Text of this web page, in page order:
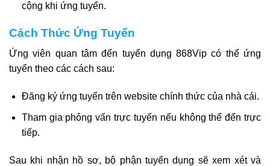
cộng khi ứng tuyển.
Cách Thức Ứng Tuyển
Ứng viên quan tâm đến tuyển dụng 868Vip có thể ứng
tuyển theo các cách sau:
Đăng ký ứng tuyển trên website chính thức của nhà cái.
Tham gia phỏng vấn trực tuyến nếu không thể đến trực
tiếp.
Sau khi nhận hồ sơ, bộ phận tuyển dụng sẽ xem xét và